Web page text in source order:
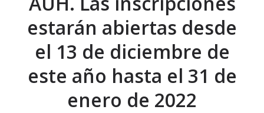
estarán abiertas desde
el 13 de diciembre de
este año hasta el 31 de
enero de 2022